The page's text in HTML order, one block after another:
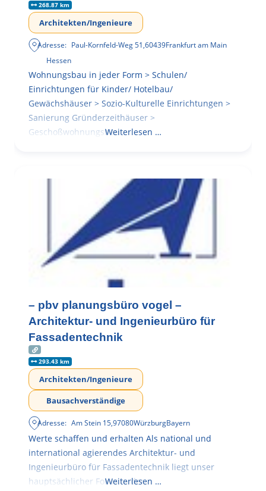
268.87 km
Architekten/Ingenieure
Adresse: Paul-Kornfeld-Weg 51,60439Frankfurt am Main
Hessen
Wohnungsbau in jeder Form > Schulen/
Einrichtungen für Kinder/ Hotelbau/
Gewächshäuser > Sozio-Kulturelle Einrichtungen >
Sanierung Gründerzeithäuser >
GeschoßwohnungsbauWeiterlesen …
– pbv planungsbüro vogel –
Architektur- und Ingenieurbüro für
Fassadentechnik
293.43 km
Architekten/Ingenieure
Bausachverständige
Adresse: Am Stein 15,97080WürzburgBayern
Werte schaffen und erhalten Als national und
international agierendes Architektur- und
Ingenieurbüro für Fassadentechnik liegt unser
hauptsächlicher Fokus in der
Weiterlesen …